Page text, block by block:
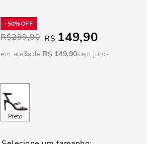
50%
R$299,90 R$ 149,90
em até1 R$ 149,90sem juros
Preto